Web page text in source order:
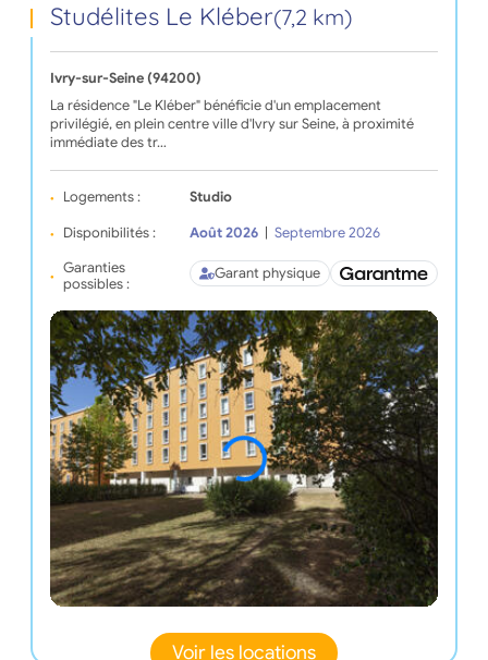
Studélites Le Kléber(7,2 km)
Ivry-sur-Seine (94200)
La résidence "Le Kléber" bénéficie d'un emplacement
privilégié, en plein centre ville d'Ivry sur Seine, à proximité
immédiate des tr…
Logements : Studio
Disponibilités : Août 2026
Septembre 2026
Garanties
possibles :
Garant physique
Voir les locations